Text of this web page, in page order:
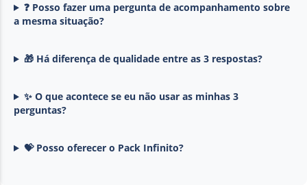
❓ Posso fazer uma pergunta de acompanhamento sobre
a mesma situação?
🎁 Há diferença de qualidade entre as 3 respostas?
✨ O que acontece se eu não usar as minhas 3
perguntas?
💝 Posso oferecer o Pack Infinito?